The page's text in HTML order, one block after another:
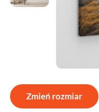
Zmień rozmiar